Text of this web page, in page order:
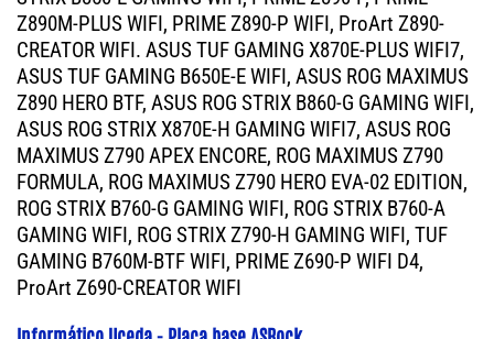
Z890M-PLUS WIFI, PRIME Z890-P WIFI, ProArt Z890-
CREATOR WIFI. ASUS TUF GAMING X870E-PLUS WIFI7,
ASUS TUF GAMING B650E-E WIFI, ASUS ROG MAXIMUS
Z890 HERO BTF, ASUS ROG STRIX B860-G GAMING WIFI,
ASUS ROG STRIX X870E-H GAMING WIFI7, ASUS ROG
MAXIMUS Z790 APEX ENCORE, ROG MAXIMUS Z790
FORMULA, ROG MAXIMUS Z790 HERO EVA-02 EDITION,
ROG STRIX B760-G GAMING WIFI, ROG STRIX B760-A
GAMING WIFI, ROG STRIX Z790-H GAMING WIFI, TUF
GAMING B760M-BTF WIFI, PRIME Z690-P WIFI D4,
ProArt Z690-CREATOR WIFI